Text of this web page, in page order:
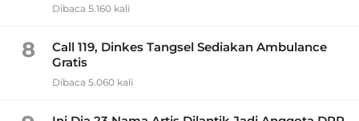
Dibaca 5.160 kali
8
Call 119, Dinkes Tangsel Sediakan Ambulance
Gratis
Dibaca 5.060 kali